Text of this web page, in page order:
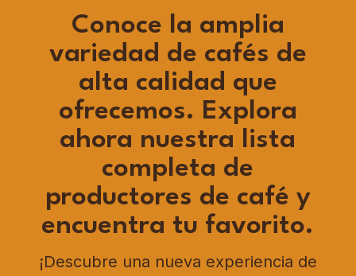
Conoce la amplia
variedad de cafés de
alta calidad que
ofrecemos. Explora
ahora nuestra lista
completa de
productores de café y
encuentra tu favorito.
¡Descubre una nueva experiencia de